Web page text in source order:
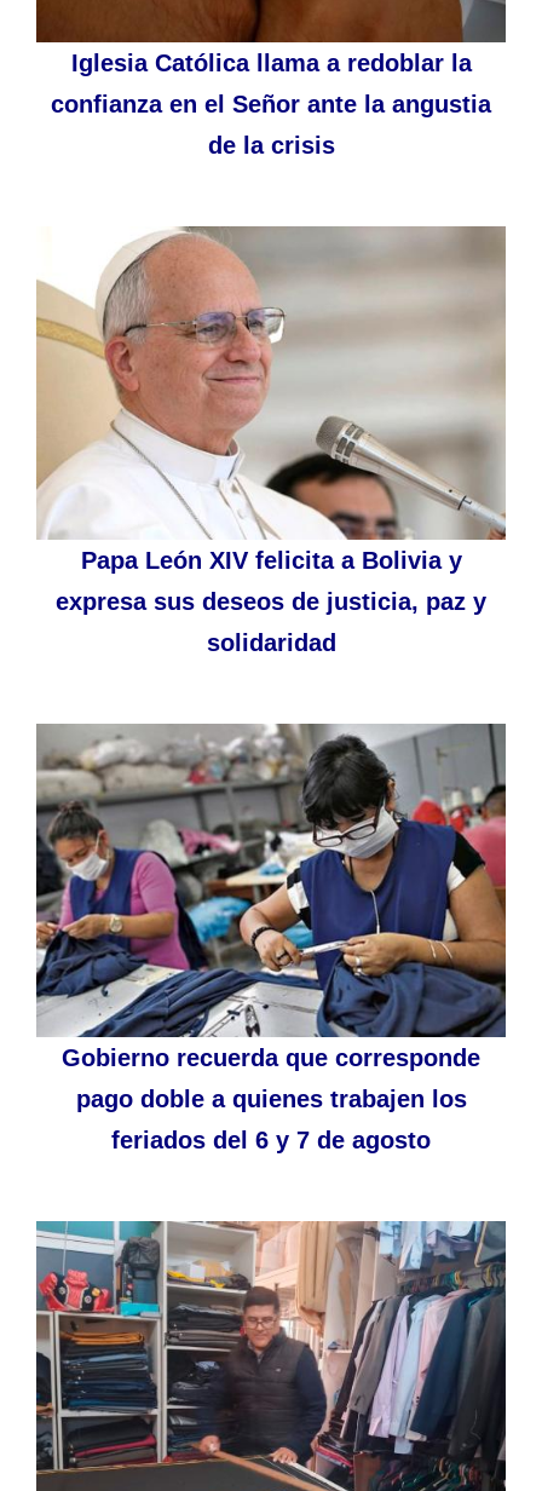
Iglesia Católica llama a redoblar la
confianza en el Señor ante la angustia
de la crisis
Papa León XIV felicita a Bolivia y
expresa sus deseos de justicia, paz y
solidaridad
Gobierno recuerda que corresponde
pago doble a quienes trabajen los
feriados del 6 y 7 de agosto